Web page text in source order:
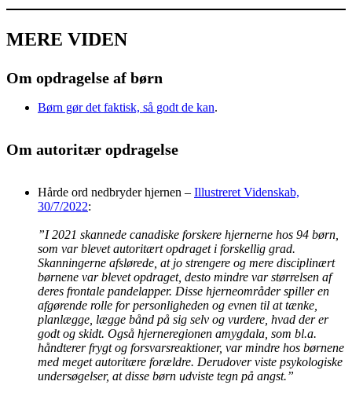
MERE VIDEN
Om opdragelse af børn
Børn gør det faktisk, så godt de kan.
Om autoritær opdragelse
Hårde ord nedbryder hjernen – Illustreret Videnskab,
30/7/2022:
”I 2021 skannede canadiske forskere hjernerne hos 94 børn,
som var blevet autoritært opdraget i forskellig grad.
Skanningerne afslørede, at jo strengere og mere disciplinært
børnene var blevet opdraget, desto mindre var størrelsen af
deres frontale pandelapper. Disse hjerneområder spiller en
afgørende rolle for personligheden og evnen til at tænke,
planlægge, lægge bånd på sig selv og vurdere, hvad der er
godt og skidt. Også hjerneregionen amygdala, som bl.a.
håndterer frygt og forsvarsreaktioner, var mindre hos børnene
med meget autoritære forældre. Derudover viste psykologiske
undersøgelser, at disse børn udviste tegn på angst.”